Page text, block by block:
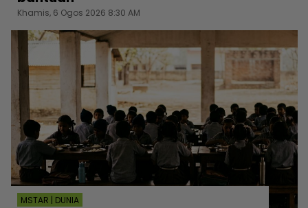
Khamis, 6 Ogos 2026 8:30 AM
MSTAR | DUNIA